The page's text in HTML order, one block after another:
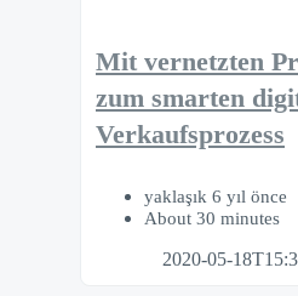
Mit vernetzten
zum smarten
Verkaufsprozess
yaklaşık 6 yıl önce
About 30 minutes
2020-05-